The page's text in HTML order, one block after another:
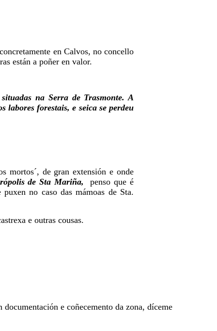
en Calvos, no concello
están a poñer en valor.
na Serra de Trasmonte. A
labores forestais, e seica se perdeu
mortos´, de gran extensión e onde
de Sta Mariña,penso que é
no caso das mámoas de Sta.
e outras cousas.
e coñecemento da zona, díceme